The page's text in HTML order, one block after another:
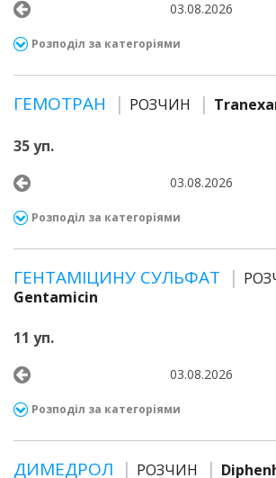
03.08.2026
Розподіл за категоріями
ГЕМОТРАН РОЗЧИН
35 уп.
03.08.2026
Розподіл за категоріями
ГЕНТАМІЦИНУ СУЛЬФАТ
Gentamicin
11 уп.
03.08.2026
Розподіл за категоріями
ДИМЕДРОЛ РОЗЧИН